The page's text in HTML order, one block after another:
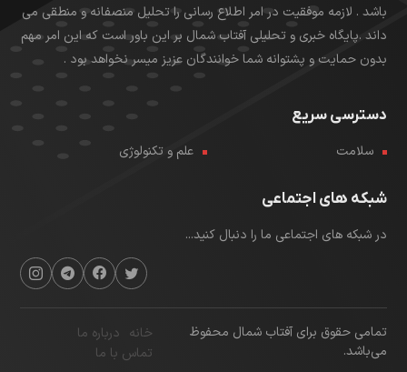
باشد . لازمه موفقیت در امر اطلاع رسانی را تحلیل منصفانه و منطقی می
داند .پایگاه خبری و تحلیلی آفتاب شمال بر این باور است که این امر مهم
بدون حمایت و پشتوانه شما خوانندگان عزیز میسر نخواهد بود .
دسترسی سریع
سلامت علم و تکنولوژی
شبکه های اجتماعی
در شبکه های اجتماعی ما را دنبال کنید...
تمامی حقوق برای آفتاب شمال محفوظ
می‌باشد.
خانه درباره ما
تماس با ما